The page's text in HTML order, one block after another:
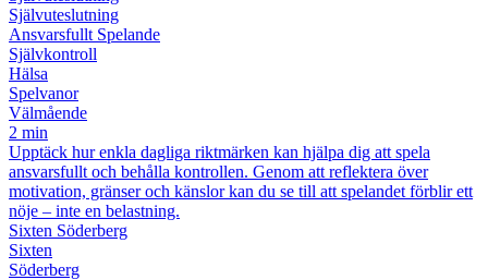
Självuteslutning
Ansvarsfullt Spelande
Självkontroll
Hälsa
Spelvanor
Välmående
2 min
Upptäck hur enkla dagliga riktmärken kan hjälpa dig att spela
ansvarsfullt och behålla kontrollen. Genom att reflektera över
motivation, gränser och känslor kan du se till att spelandet förblir ett
nöje – inte en belastning.
Sixten Söderberg
Sixten
Söderberg